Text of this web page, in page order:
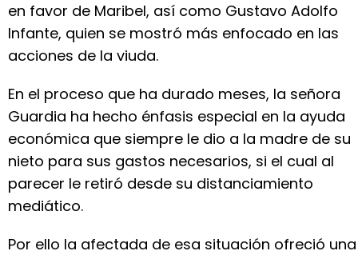
en favor de Maribel, así como Gustavo Adolfo
Infante, quien se mostró más enfocado en las
acciones de la viuda.
En el proceso que ha durado meses, la señora
Guardia ha hecho énfasis especial en la ayuda
económica que siempre le dio a la madre de su
nieto para sus gastos necesarios, si el cual al
parecer le retiró desde su distanciamiento
mediático.
Por ello la afectada de esa situación ofreció una